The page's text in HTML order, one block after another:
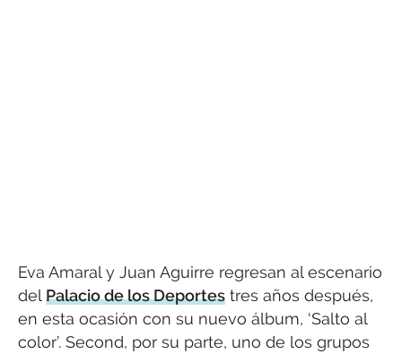
Eva Amaral y Juan Aguirre regresan al escenario
del Palacio de los Deportes tres años después,
en esta ocasión con su nuevo álbum, ‘Salto al
color’. Second, por su parte, uno de los grupos